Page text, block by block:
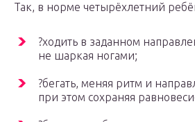
Так, в норме четырёхлетний
?ходить в заданном
не шаркая ногами;
?бегать, меняя ритм и
при этом сохраняя